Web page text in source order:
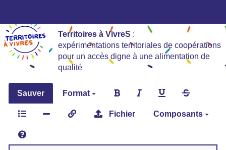
Territoires à VivreS :
expérimentations territoriales de coopérations
pour un accès digne à une alimentation de
qualité
Sauver Format
Fichier Composants